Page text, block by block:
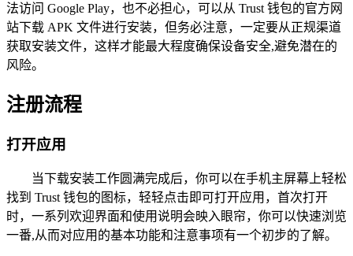
法访问 Google Play，也不必担心，可以从 Trust 钱包的官方网
站下载 APK 文件进行安装，但务必注意，一定要从正规渠道
获取安装文件，这样才能最大程度确保设备安全,避免潜在的
风险。
注册流程
打开应用
当下载安装工作圆满完成后，你可以在手机主屏幕上轻松
找到 Trust 钱包的图标，轻轻点击即可打开应用，首次打开
时，一系列欢迎界面和使用说明会映入眼帘，你可以快速浏览
一番,从而对应用的基本功能和注意事项有一个初步的了解。